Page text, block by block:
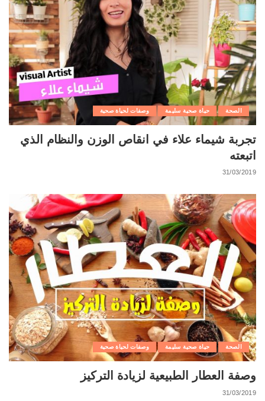
الصحة حياة صحية سليمة وصفات لحياة صحية
تجربة شيماء علاء في انقاص الوزن والنظام الذي
اتبعته
31/03/2019
الصحة حياة صحية سليمة وصفات لحياة صحية
وصفة العطار الطبيعية لزيادة التركيز
31/03/2019